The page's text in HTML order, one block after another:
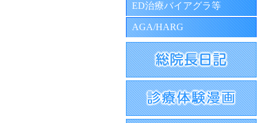
ED治療バイアグラ等
AGA/HARG